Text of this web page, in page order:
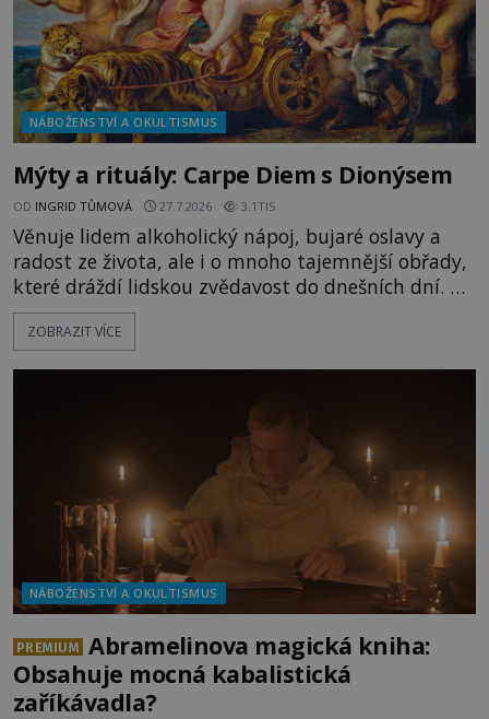
NÁBOŽENSTVÍ A OKULTISMUS
Mýty a rituály: Carpe Diem s Dionýsem
OD INGRID TŮMOVÁ 27.7.2026 3.1TIS
Věnuje lidem alkoholický nápoj, bujaré oslavy a
radost ze života, ale i o mnoho tajemnější obřady,
které dráždí lidskou zvědavost do dnešních dní. Co
doopravdy představuje bůh, jemuž Římané říkají
Bakchus? Mytologický příběh řeckého boha
ZOBRAZIT VÍCE
NÁBOŽENSTVÍ A OKULTISMUS
PREMIUM
Abramelinova magická kniha:
Obsahuje mocná kabalistická
zaříkávadla?